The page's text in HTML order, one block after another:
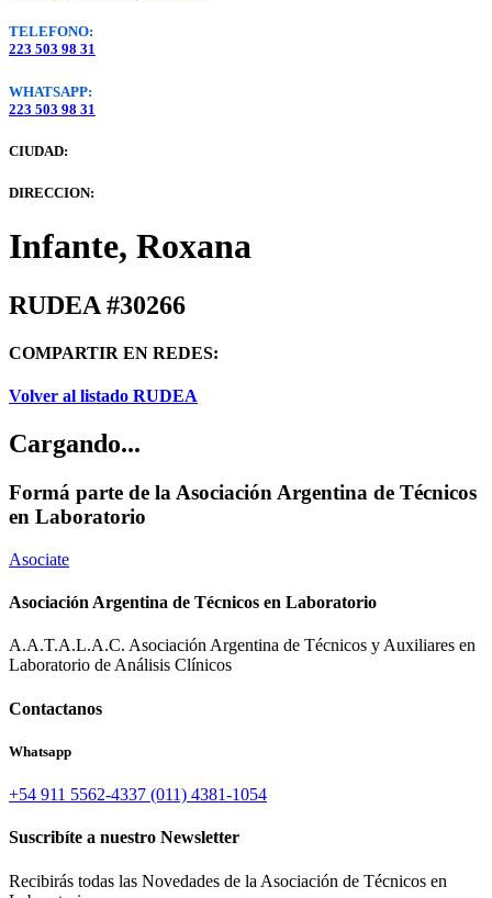
TELEFONO:
223 503 98 31
WHATSAPP:
223 503 98 31
CIUDAD:
DIRECCION:
Infante, Roxana
RUDEA #30266
COMPARTIR EN REDES:
Volver al listado RUDEA
Cargando...
Formá parte de la Asociación Argentina de Técnicos
en Laboratorio
Asociate
Asociación Argentina de Técnicos en Laboratorio
A.A.T.A.L.A.C. Asociación Argentina de Técnicos y Auxiliares en
Laboratorio de Análisis Clínicos
Contactanos
Whatsapp
+54 911 5562-4337 (011) 4381-1054
Suscribíte a nuestro Newsletter
Recibirás todas las Novedades de la Asociación de Técnicos en